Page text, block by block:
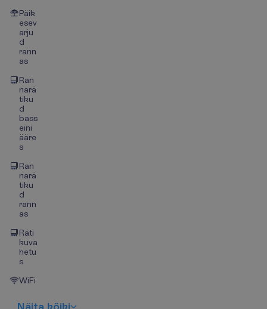
Päik
esev
arju
d
rann
as
Ran
narä
tiku
d
bass
eini
ääre
s
Ran
narä
tiku
d
rann
as
Räti
kuva
hetu
s
WiFi
Näita kõiki